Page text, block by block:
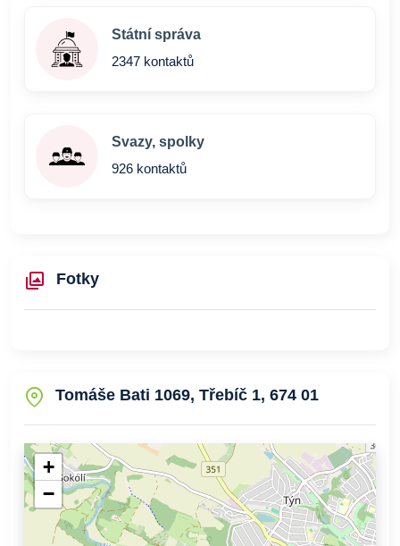
Státní správa
2347 kontaktů
Svazy, spolky
926 kontaktů
Fotky
Tomáše Bati 1069, Třebíč 1, 674 01
+
−